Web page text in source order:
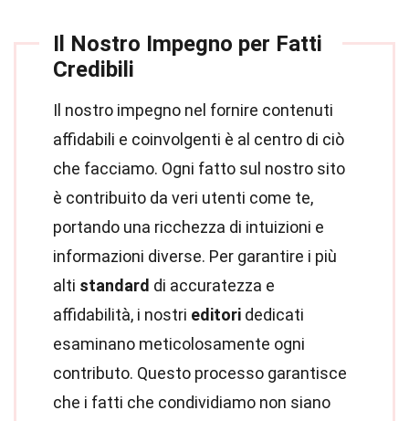
Il Nostro Impegno per Fatti
Credibili
Il nostro impegno nel fornire contenuti
affidabili e coinvolgenti è al centro di ciò
che facciamo. Ogni fatto sul nostro sito
è contribuito da veri utenti come te,
portando una ricchezza di intuizioni e
informazioni diverse. Per garantire i più
alti standard di accuratezza e
affidabilità, i nostri editori dedicati
esaminano meticolosamente ogni
contributo. Questo processo garantisce
che i fatti che condividiamo non siano